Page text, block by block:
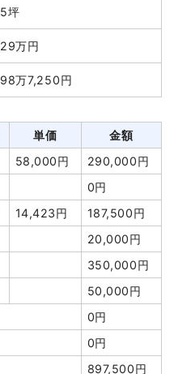
5坪
29万円
98万7,250円
単価
金額
58,000円
290,000円
0円
14,423円
187,500円
20,000円
350,000円
50,000円
0円
0円
897,500円